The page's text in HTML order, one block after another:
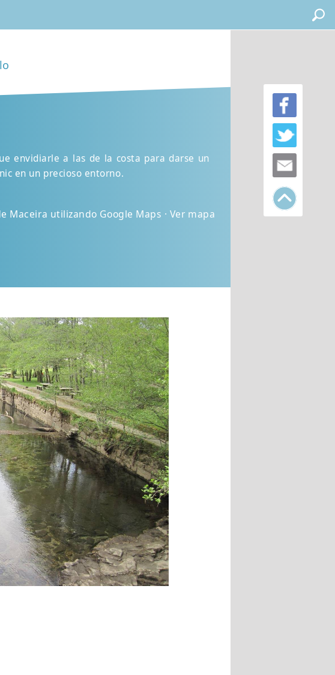
envidiarle a las de la costa para darse un
en un precioso entorno.
Maceira utilizando Google Maps · Ver mapa